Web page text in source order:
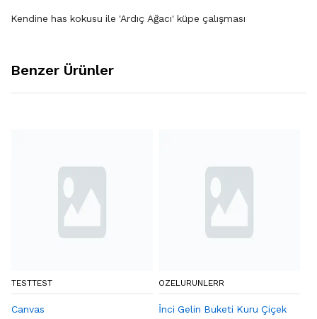
Kendine has kokusu ile 'Ardıç Ağacı' küpe çalışması
Benzer Ürünler
TESTTEST
Canvas
OZELURUNLERR
İnci Gelin Buketi Kuru Çiçek